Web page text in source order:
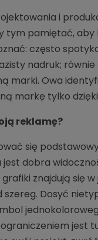
i
tym pamiętać,
często
nadruk; równie
marki. Owa
markę tylko
reklamę?
się
dobra
znajdują się
Dosyć
jest